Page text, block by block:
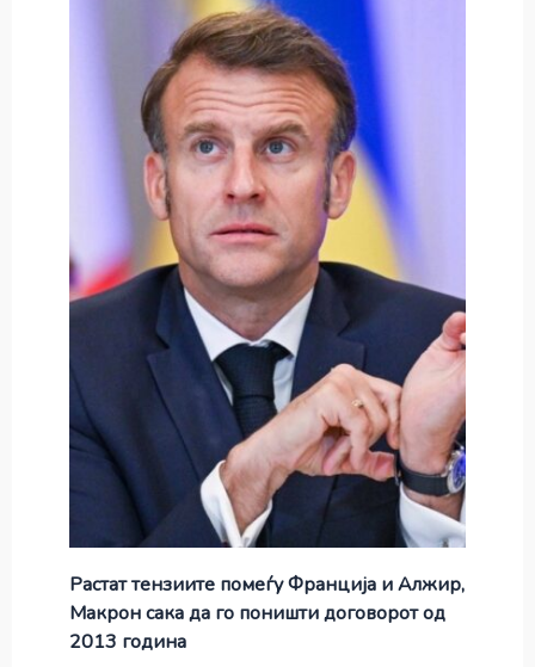
Растат тензиите помеѓу Франција и Алжир,
Макрон сака да го поништи договорот од
2013 година